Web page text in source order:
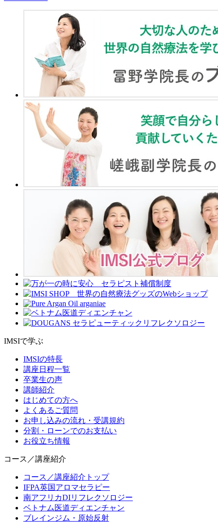
IMSIで学ぶ
IMSIの特長
講座日程一覧
卒業生の声
講師紹介
はじめての方へ
よくあるご質問
お申し込みの流れ・受講規約
分割・ローンでのお支払い
お役立ち情報
コース／講座紹介
コース／講座紹介トップ
IFPA英国アロマセラピー
南アフリカDIリフレクソロジー
ベトナム医道ディエンチャン
ブレインジム・原始反射